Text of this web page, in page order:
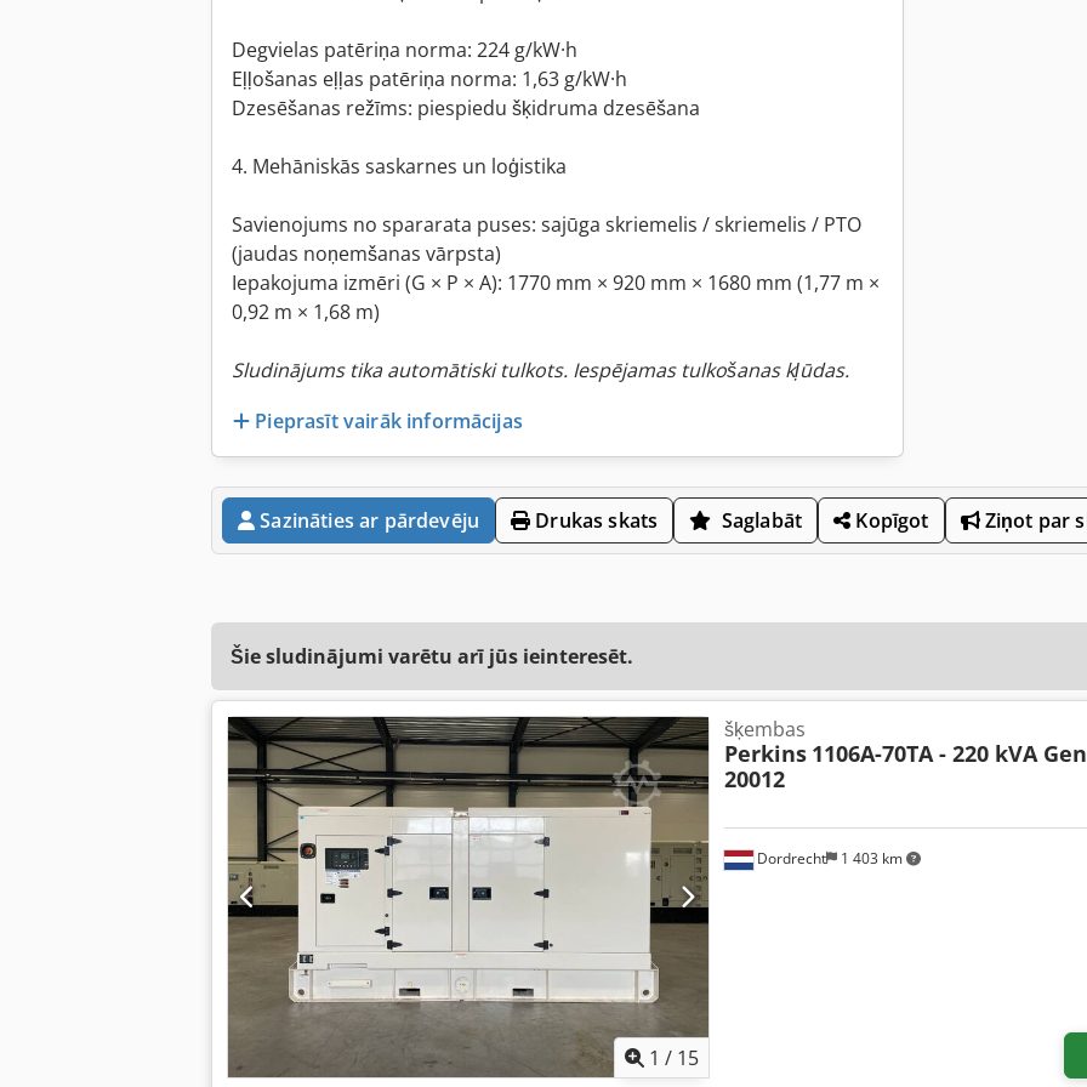
Degvielas patēriņa norma: 224 g/kW·h
Eļļošanas eļļas patēriņa norma: 1,63 g/kW·h
Dzesēšanas režīms: piespiedu šķidruma dzesēšana
4. Mehāniskās saskarnes un loģistika
Savienojums no spararata puses: sajūga skriemelis / skriemelis / PTO
(jaudas noņemšanas vārpsta)
Iepakojuma izmēri (G × P × A): 1770 mm × 920 mm × 1680 mm (1,77 m ×
0,92 m × 1,68 m)
Sludinājums tika automātiski tulkots. Iespējamas tulkošanas kļūdas.
Pieprasīt vairāk informācijas
Sazināties ar pārdevēju Drukas skats Saglabāt Kopīgot Ziņot par
Šie sludinājumi varētu arī jūs ieinteresēt.
1 / 15
Dordrecht 1 403 km
šķembas
Perkins 1106A-70TA - 220 kVA
20012